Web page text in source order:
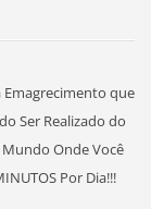
Emagrecimento que
Ser Realizado do
Onde Você
Por Dia!!!